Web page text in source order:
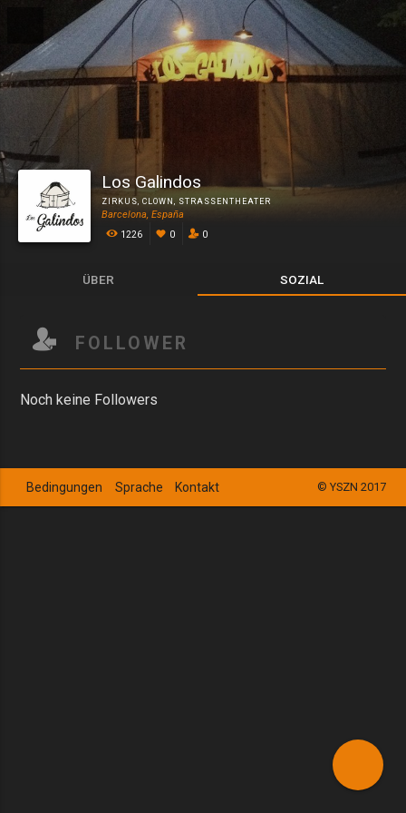
Los Galindos
ZIRKUS, CLOWN , STRASSENTHEATER
Barcelona, España
1226
0 0
ÜBER SOZIAL
FOLLOWER
Noch keine Followers
© YSZN 2017
Bedingungen Sprache Kontakt